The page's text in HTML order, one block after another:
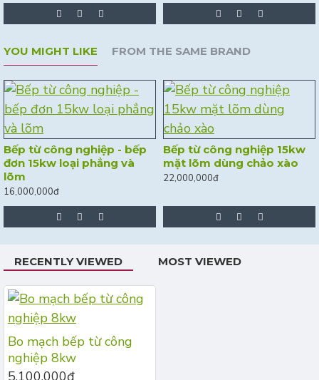
YOU MIGHT LIKE FROM THE SAME BRAND
Bếp từ công nghiệp - bếp
đơn 15kw loại phẳng và
lõm
16,000,000đ
Bếp từ công nghiệp 15kw
mặt lõm dùng chảo xào
22,000,000đ
RECENTLY VIEWED MOST VIEWED
Bo mạch bếp từ công
nghiệp 8kw
5,100,000đ